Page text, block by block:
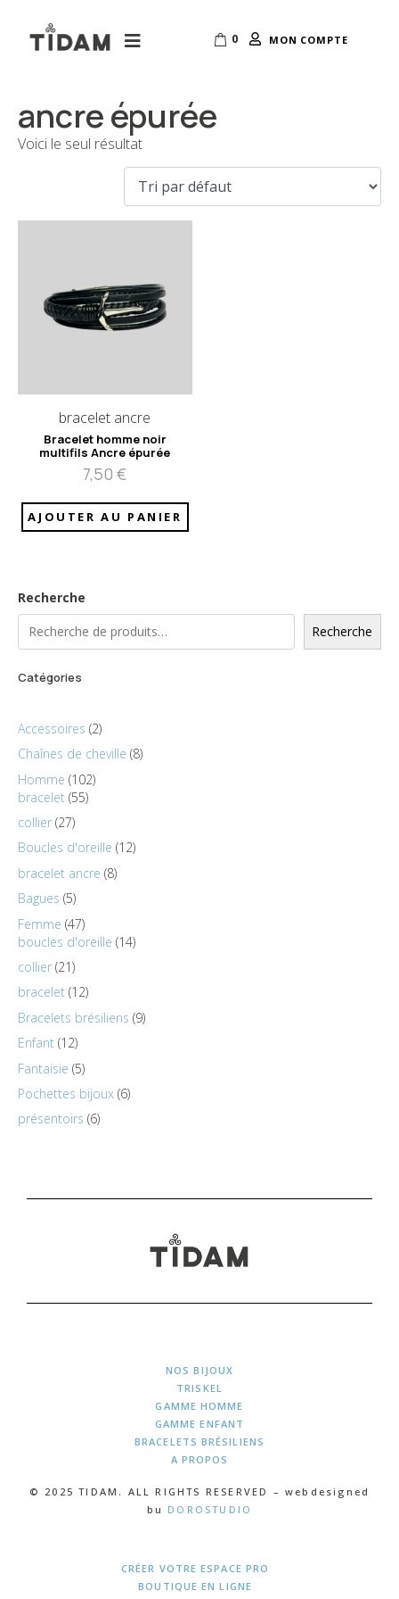
0 MON COMPTE
ancre épurée
Voici le seul résultat
bracelet ancre
Bracelet homme noir
multifils Ancre épurée
7,50€
AJOUTER AU PANIER
Recherche
Recherche
Catégories
Accessoires 2
Chaînes de cheville 8
Homme 102
bracelet 55
collier 27
Boucles d'oreille 12
bracelet ancre 8
Bagues 5
Femme 47
boucles d'oreille 14
collier 21
bracelet 12
Bracelets brésiliens 9
Enfant 12
Fantaisie 5
Pochettes bijoux 6
présentoirs 6
NOS BIJOUX
TRISKEL
GAMME HOMME
GAMME ENFANT
BRACELETS BRÉSILIENS
A PROPOS
© 2025 TIDAM. ALL RIGHTS RESERVED – webdesigned
bu DOROSTUDIO
CRÉER VOTRE ESPACE PRO
BOUTIQUE EN LIGNE